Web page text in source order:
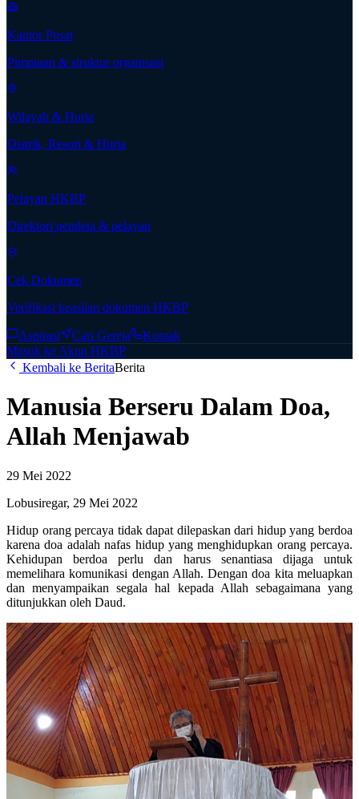
Kantor Pusat
Pimpinan & struktur organisasi
Wilayah & Huria
Distrik, Resort & Huria
Pelayan HKBP
Direktori pendeta & pelayan
Cek Dokumen
Verifikasi keaslian dokumen HKBP
Aspirasi Cari Gereja
Kontak
Masuk ke Akun HKBP
Kembali ke BeritaBerita
Manusia Berseru Dalam Doa,
Allah Menjawab
29 Mei 2022
Lobusiregar, 29 Mei 2022
Hidup orang percaya tidak dapat dilepaskan dari hidup yang berdoa
karena doa adalah nafas hidup yang menghidupkan orang percaya.
Kehidupan berdoa perlu dan harus senantiasa dijaga untuk
memelihara komunikasi dengan Allah. Dengan doa kita meluapkan
dan menyampaikan segala hal kepada Allah sebagaimana yang
ditunjukkan oleh Daud.